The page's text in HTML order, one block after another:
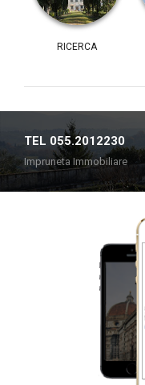
RICERCA
TEL 055.2012230
Impruneta Immobiliare